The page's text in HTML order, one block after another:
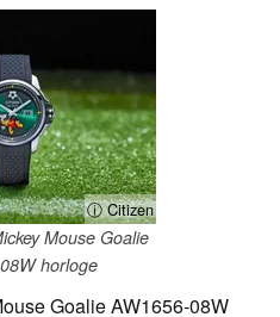
ⓘ Citizen
Mouse Goalie
horloge
Goalie AW1656-08W